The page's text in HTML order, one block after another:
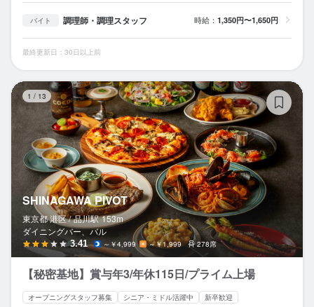
バイト 調理師・調理スタッフ 時給： 1,350円〜1,650円
最終更新日：30日以上前
1 / 13
SHINAGAWA PIVOT
東京都 港区 / 品川駅 153m
ダイニングバー、バル
3.41 ～￥4,999 ～￥1,999 278席
【秘密基地】賞与年3/年休115日/プライム上場
オープニングスタッフ募集 シニア・ミドル活躍中 新卒歓迎